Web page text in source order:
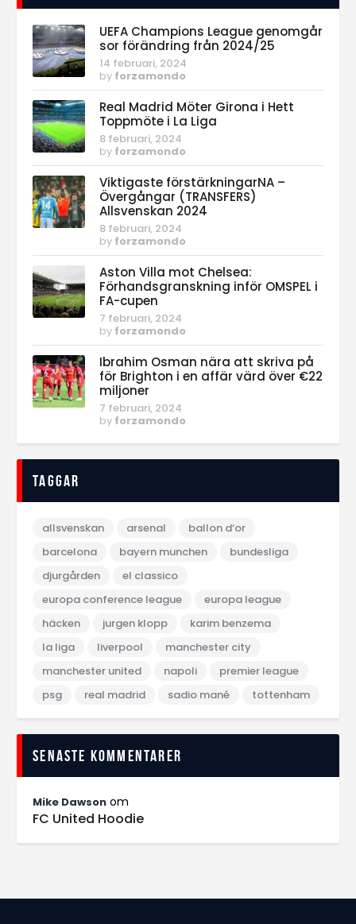
UEFA Champions League genomgår
sor förändring från 2024/25
14 februari, 2024
by forzamondo
Real Madrid Möter Girona i Hett
Toppmöte i La Liga
8 februari, 2024
by forzamondo
Viktigaste förstärkningarNA –
Övergångar (TRANSFERS)
Allsvenskan 2024
8 februari, 2024
by forzamondo
Aston Villa mot Chelsea:
Förhandsgranskning inför OMSPEL i
FA-cupen
7 februari, 2024
by forzamondo
Ibrahim Osman nära att skriva på
för Brighton i en affär värd över €22
miljoner
7 februari, 2024
by forzamondo
Taggar
allsvenskan arsenal
ballon d‘or
barcelona
bayern munchen
bundesliga
djurgården
el classico
europa conference league
europa league
häcken
jurgen klopp
karim benzema
la liga
liverpool
manchester city
manchester united
napoli
premier league
psg
real madrid sadio mané tottenham
Senaste kommentarer
Mike Dawson om
FC United Hoodie